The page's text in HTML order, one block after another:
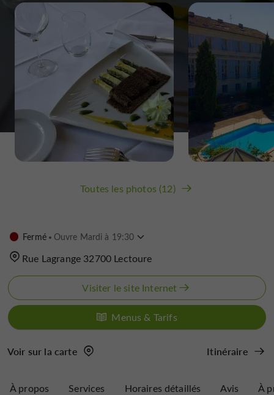
Toutes les photos (12)
Fermé Ouvre Mardi à 19:30
Rue Lagrange 32700 Lectoure
Visiter le site Internet
Menus & Tarifs
Voir sur la carte Itinéraire
À propos Services Horaires détaillés Avis À